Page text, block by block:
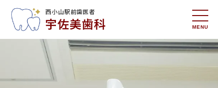
西小山駅前歯医者
宇佐美歯科 MENU